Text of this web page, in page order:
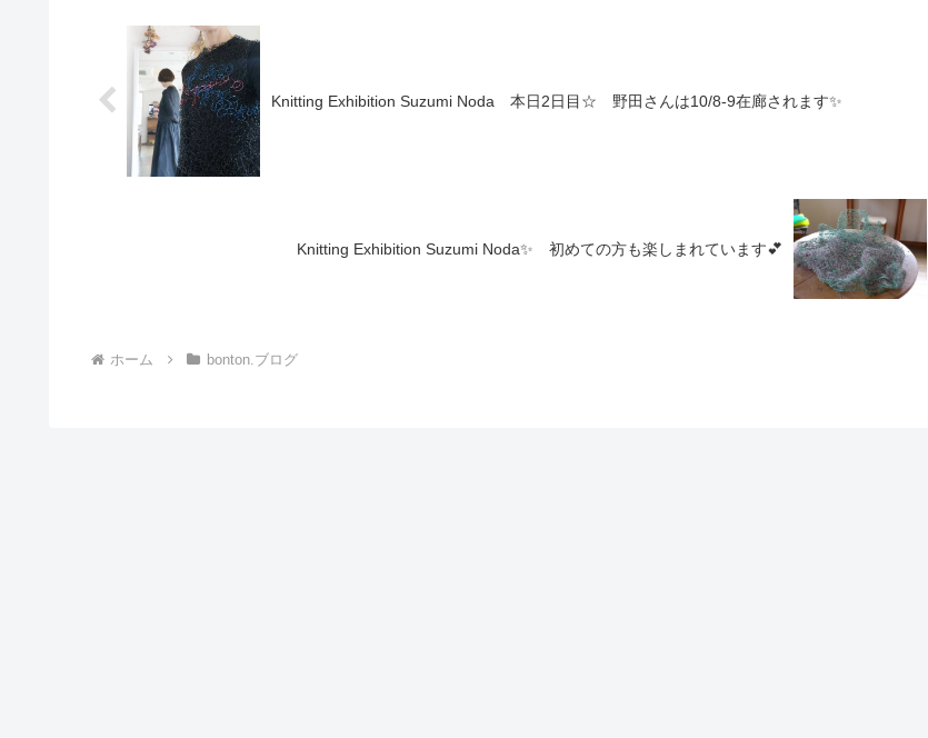
Knitting Exhibition Suzumi Noda 本日2日目☆ 野田さんは10/8-9在廊されます✨
Knitting Exhibition Suzumi Noda✨ 初めての方も楽しまれています💕
ホーム bonton.ブログ